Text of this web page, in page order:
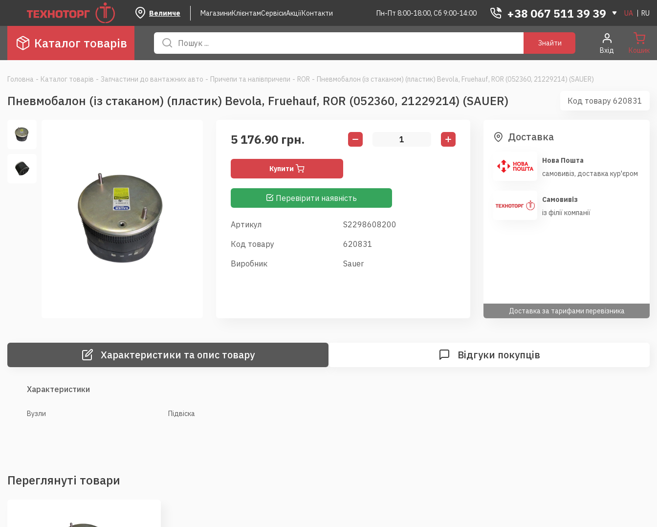
Велимче МагазиниКлієнтамСервісиАкціїКонтакти Пн-Пт 8:00-18:00, Сб 9:00-14:00 +38 067 511 39 39 UA RU
Каталог товарів
Знайти
Вхід
Кошик
Головна - Каталог товарів - Запчастини до вантажних авто - Причепи та напівпричепи - ROR - Пневмобалон (із стаканом) (пластик) Bevola, Fruehauf, ROR (052360, 21229214) (SAUER)
Пневмобалон (із стаканом) (пластик) Bevola, Fruehauf, ROR (052360, 21229214) (SAUER) Код товару 620831
5 176.90 грн.
Купити
Перевірити наявність
Артикул
S2298608200
Код товару
620831
Виробник
Sauer
Доставка
Нова Пошта
самовивіз, доставка кур'єром
Самовивіз
із філії компанії
Доставка за тарифами перевізника
Характеристики та опис товару Відгуки покупців
Характеристики
Вузли Підвіска
Переглянуті товари